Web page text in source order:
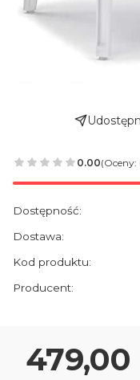
0.00(Oceny:
Dostępność:
Dostawa:
Kod produktu:
Producent:
Cena
479,00